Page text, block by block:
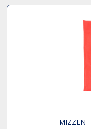
MIZZEN